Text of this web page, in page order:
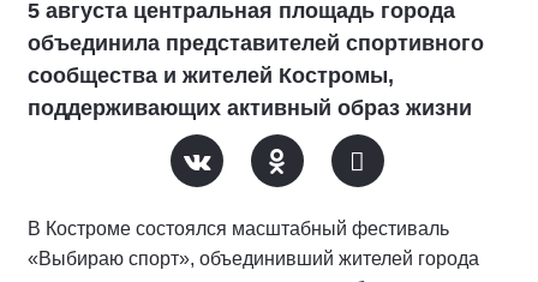
5 августа центральная площадь города
объединила представителей спортивного
сообщества и жителей Костромы,
поддерживающих активный образ жизни
В Костроме состоялся масштабный фестиваль
«Выбираю спорт», объединивший жителей города